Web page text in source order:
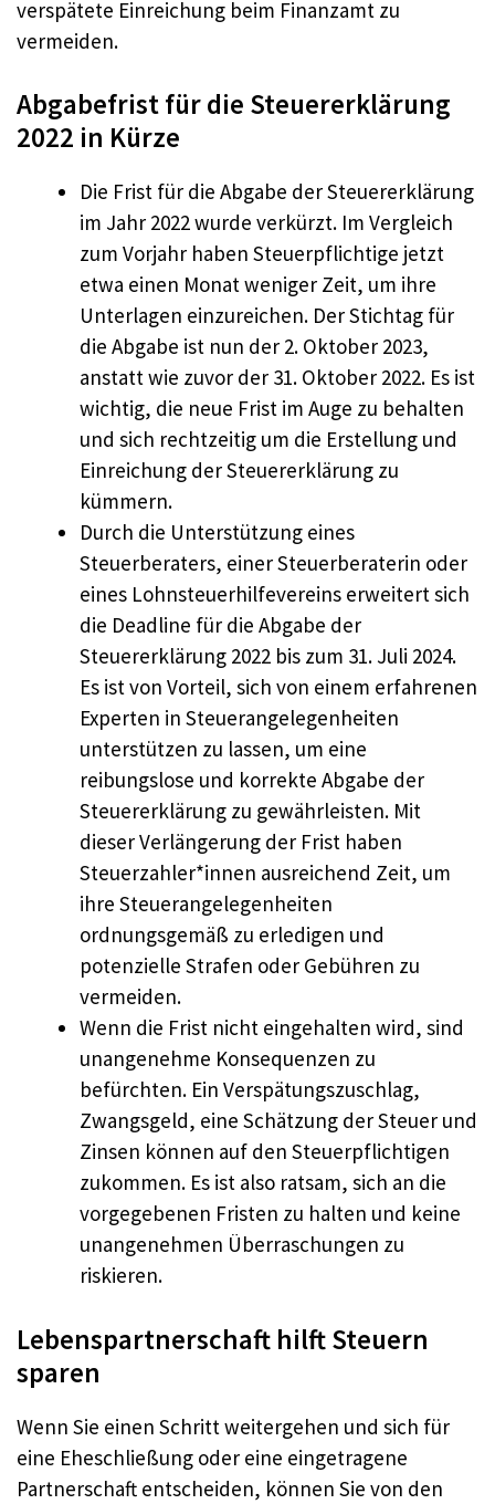
verspätete Einreichung beim Finanzamt zu
vermeiden.
Abgabefrist für die Steuererklärung
2022 in Kürze
Die Frist für die Abgabe der Steuererklärung
im Jahr 2022 wurde verkürzt. Im Vergleich
zum Vorjahr haben Steuerpflichtige jetzt
etwa einen Monat weniger Zeit, um ihre
Unterlagen einzureichen. Der Stichtag für
die Abgabe ist nun der 2. Oktober 2023,
anstatt wie zuvor der 31. Oktober 2022. Es ist
wichtig, die neue Frist im Auge zu behalten
und sich rechtzeitig um die Erstellung und
Einreichung der Steuererklärung zu
kümmern.
Durch die Unterstützung eines
Steuerberaters, einer Steuerberaterin oder
eines Lohnsteuerhilfevereins erweitert sich
die Deadline für die Abgabe der
Steuererklärung 2022 bis zum 31. Juli 2024.
Es ist von Vorteil, sich von einem erfahrenen
Experten in Steuerangelegenheiten
unterstützen zu lassen, um eine
reibungslose und korrekte Abgabe der
Steuererklärung zu gewährleisten. Mit
dieser Verlängerung der Frist haben
Steuerzahler*innen ausreichend Zeit, um
ihre Steuerangelegenheiten
ordnungsgemäß zu erledigen und
potenzielle Strafen oder Gebühren zu
vermeiden.
Wenn die Frist nicht eingehalten wird, sind
unangenehme Konsequenzen zu
befürchten. Ein Verspätungszuschlag,
Zwangsgeld, eine Schätzung der Steuer und
Zinsen können auf den Steuerpflichtigen
zukommen. Es ist also ratsam, sich an die
vorgegebenen Fristen zu halten und keine
unangenehmen Überraschungen zu
riskieren.
Lebenspartnerschaft hilft Steuern
sparen
Wenn Sie einen Schritt weitergehen und sich für
eine Eheschließung oder eine eingetragene
Partnerschaft entscheiden, können Sie von den